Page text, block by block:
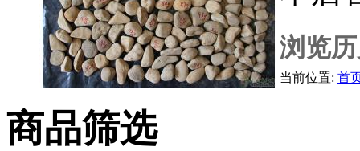
浏览
当前位置: 首
商品筛选